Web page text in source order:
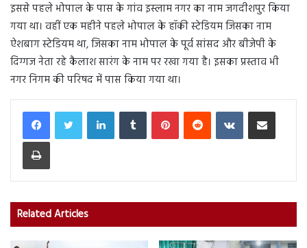
इससे पहले भोपाल के पास के गांव इस्लाम नगर का नाम जगदीशपुर किया
गया था। वहीं एक महीने पहले भोपाल के हॉकी स्टेडियम जिसका नाम
ऐशबाग स्टेडियम था, जिसका नाम भोपाल के पूर्व सांसद और बीजेपी के
दिग्गज नेता रहे कैलाश सारंग के नाम पर रखा गया है। इसका प्रस्ताव भी
नगर निगम की परिषद में पास किया गया था।
LinkedInTumblr PinterestReddit VKontakteShare via Email
Print
Related Articles